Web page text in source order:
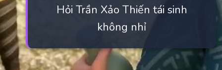
Hỏi Trần Xảo Thiến tái sinh
không nhỉ